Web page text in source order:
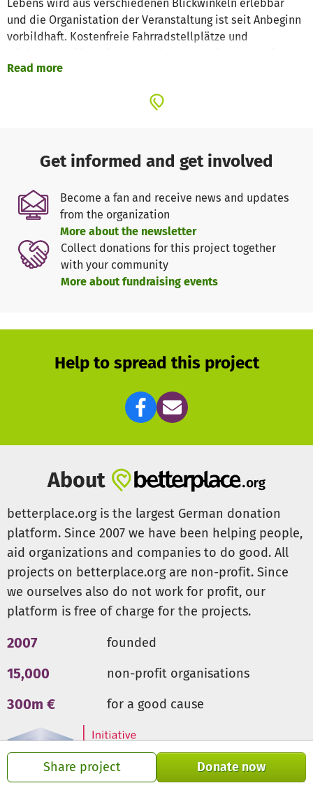
Share project Donate now
Lebens wird aus verschiedenen Blickwinkeln erlebbar
und die Organistation der Veranstaltung ist seit Anbeginn
vorbildhaft. Kostenfreie Fahrradstellplätze und
barrierefreie Varianten, 100% Mehrweg, Verbot von
für Personal, Künstler*innen und geladene Gäste sowie
Steigende Kosten und Sicherheitsanforderungen machen
die Durchführung dieser gemeinnützigen, nicht-
kommerziellen Großveranstaltung jedoch von Jahr zu Jahr
schwieriger. Der Aufbau der Strominfrastruktur und
Trinkwasserzuleitungen, Sicherheits- und Sanitätsdienste
sowie Kommunikations- und Werbemaßnahmen sind nur
einige Beispiele finanziell aufwendiger Bausteine des
UMWELTFESTIVALs.
Mithilfe. Wenn jede und jeder unsere Arbeit mit einem
kleinen Beitrag (€ 1,- bis € 5,-) unterstützt, der als ideelles
Eintrittsgeld verstanden werden kann, können wir das 31.
UMWELTFESTIVAL finanziell entspannt umsetzen und
zuversichtlich in die Zukunft weiterer UMWELTFESTIVALs
Helfen Sie uns, diese unvergleichbare, kostenlose
Veranstaltung für viele Jahre möglich zu machen. Den
(Umwelt-)Bildung ist der Schlüssel für eine lebenswerten
Zukunft.
Read more
Get informed and get involved
Become a fan and receive news and updates
from the organization
More about the newsletter
Collect donations for this project together
with your community
More about fundraising events
Help to spread this project
About
betterplace.org is the largest German donation
platform. Since 2007 we have been helping people,
aid organizations and companies to do good. All
projects on betterplace.org are non-profit. Since
we ourselves also do not work for profit, our
platform is free of charge for the projects.
2007 founded
15,000 non-profit organisations
300m € for a good cause